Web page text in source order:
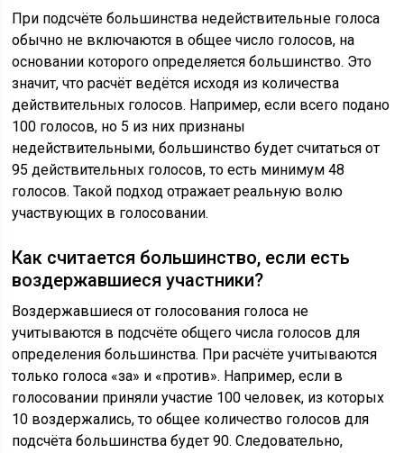
При подсчёте большинства недействительные голоса
обычно не включаются в общее число голосов, на
основании которого определяется большинство. Это
значит, что расчёт ведётся исходя из количества
действительных голосов. Например, если всего подано
100 голосов, но 5 из них признаны
недействительными, большинство будет считаться от
95 действительных голосов, то есть минимум 48
голосов. Такой подход отражает реальную волю
участвующих в голосовании.
Как считается большинство, если есть
воздержавшиеся участники?
Воздержавшиеся от голосования голоса не
учитываются в подсчёте общего числа голосов для
определения большинства. При расчёте учитываются
только голоса «за» и «против». Например, если в
голосовании приняли участие 100 человек, из которых
10 воздержались, то общее количество голосов для
подсчёта большинства будет 90. Следовательно,